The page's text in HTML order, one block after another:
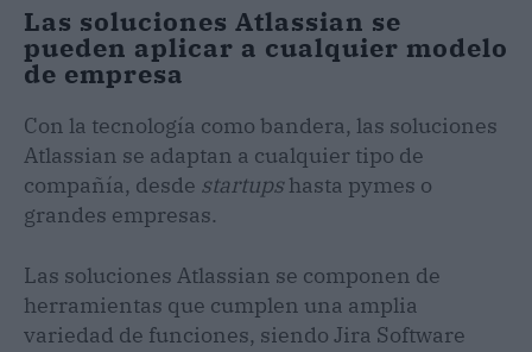
Las soluciones Atlassian se
pueden aplicar a cualquier modelo
de empresa
Con la tecnología como bandera, las soluciones
Atlassian se adaptan a cualquier tipo de
compañía, desde startupshasta pymes o
grandes empresas.
Las soluciones Atlassian se componen de
herramientas que cumplen una amplia
variedad de funciones, siendo Jira Software